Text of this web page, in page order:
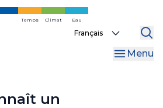
Temps Climat Eau
Select
Menu
un